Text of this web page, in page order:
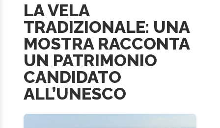
LA VELA
TRADIZIONALE: UNA
MOSTRA RACCONTA
UN PATRIMONIO
CANDIDATO
ALL’UNESCO